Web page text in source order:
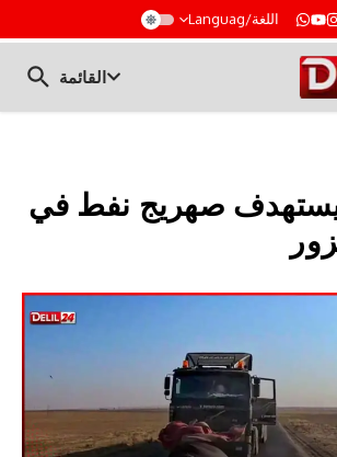
اللغة/Languag
القائمة
يستهدف صهريج نفط في